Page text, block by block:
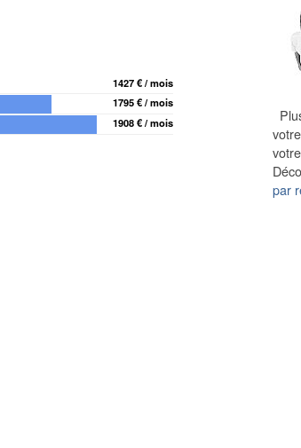
1427 € / mois
1795 € / mois
1908 € / mois
par